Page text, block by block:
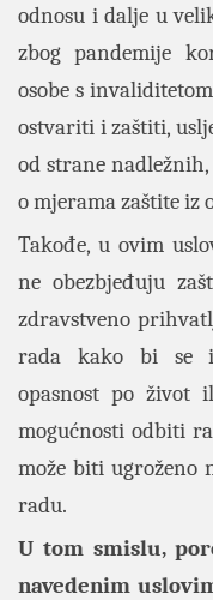
odnosu i dalje u
zbog pandemije
osobe s
ostvariti i zaštiti,
od strane
o mjerama zaštite iz
Takođe, u ovim
ne obezbjeđuju
zdravstveno
rada kako bi se
opasnost po život
mogućnosti odbiti
može biti ugroženo
radu.
U tom smislu,
navedenim